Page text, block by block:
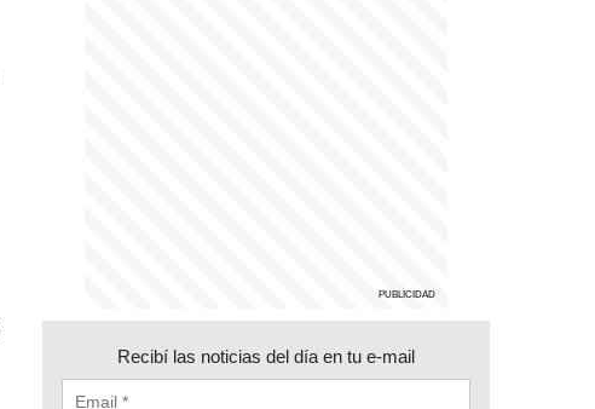
Recibí las noticias del día en tu e-mail